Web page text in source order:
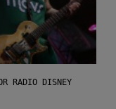
RADIO DISNEY